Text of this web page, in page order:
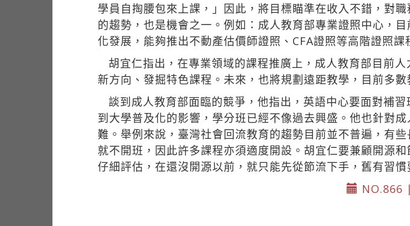
學員自掏腰包來上課，」因此，將目標瞄準在收入不錯，對
的趨勢，也是機會之一。例如：成人教育部專業證照中心，
化發展，能夠推出不動產估價師證照、CFA證照等高階證照課
胡宜仁指出，在專業領域的課程推廣上，成人教育部目前
新方向、發掘特色課程。未來，也將規劃遠距教學，目前多
談到成人教育部面臨的競爭，他指出，英語中心要面對補
到大學普及化的影響，學分班已經不像過去興盛。他也針對
難。舉例來說，臺灣社會回流教育的趨勢目前並不普遍，有
就不開班，因此許多課程亦須適度開設。胡宜仁要兼顧開源
仔細評估，在還沒開源以前，就只能先從節流下手，舊有習慣
NO.866 |